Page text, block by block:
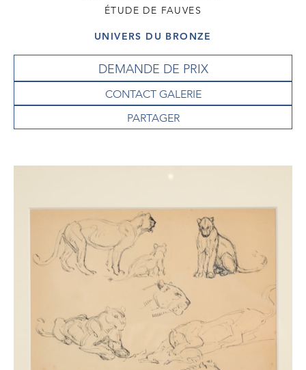
ÉTUDE DE FAUVES
UNIVERS DU BRONZE
DEMANDE DE PRIX
CONTACT GALERIE